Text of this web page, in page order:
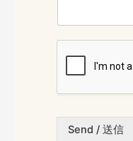
e
お
問
い
わ
Send / 送信